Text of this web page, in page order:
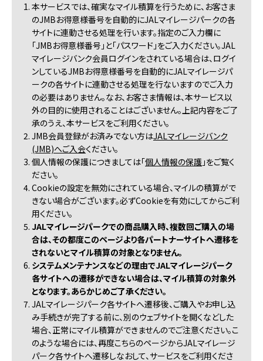
1. 本サービスでは、確実なマイル積算を行うために、お客さま
のJMBお得意様番号を自動的にJALマイレージパークの各
サイトに連動させる処理を行います。指定のご入力欄に
「JMBお得意様番号」と「パスワード」をご入力ください。JAL
マイレージバンク会員ログインをされている場合は、ログイ
ンしているJMBお得意様番号を自動的にJALマイレージパ
ークの各サイトに連動させる処理を行ないますのでご入力
の必要はありません。なお、お客さま情報は、本サービス以
外の目的に使用されることはございません。上記内容をご了
承のうえ、本サービスをご利用ください。
2. JMB会員登録がお済みでない方はJALマイレージバンク
(JMB)へご入会ください。
3. 個人情報の保護につきましては「個人情報の保護 」をご覧く
ださい。
4. Cookieの設定を無効にされている場合、マイルの積算がで
きない場合がございます。必ずCookieを有効にしてからご利
用ください。
5. JALマイレージパークでの商品購入時、複数回ご購入の場
合は、その都度このページより各パートナーサイトへ遷移を
されないとマイル積算の対象となりません。
6. システムメンテナンスなどの理由でJALマイレージパーク
各サイトへの遷移ができない場合は、マイル積算の対象外
となります。あらかじめご了承ください。
7. JALマイレージパーク各サイトへ遷移後、ご購入やお申し込
み手続きが完了する前に、別のウェブサイトを開くなどした
場合、正常にマイル積算ができませんのでご注意ください。こ
のような場合には、再度こちらのページからJALマイレージ
パーク各サイトへ遷移しなおして、サービスをご利用くださ